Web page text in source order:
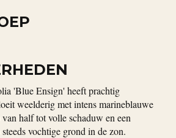
'Blue Ensign' heeft prachtig
weelderig met intens marineblauwe
half tot volle schaduw en een
vochtige grond in de zon.